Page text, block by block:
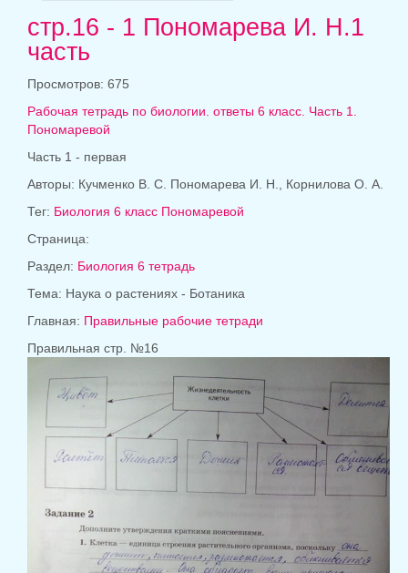
стр.16 - 1 Пономарева И. Н.1
часть
Просмотров: 675
Рабочая тетрадь по биологии. ответы 6 класс. Часть 1.
Пономаревой
Часть 1 - первая
Авторы: Кучменко В. С. Пономарева И. Н., Корнилова О. А.
Тег: Биология 6 класс Пономаревой
Страница:
Раздел: Биология 6 тетрадь
Тема: Наука о растениях - Ботаника
Главная: Правильные рабочие тетради
Правильная стр. №16